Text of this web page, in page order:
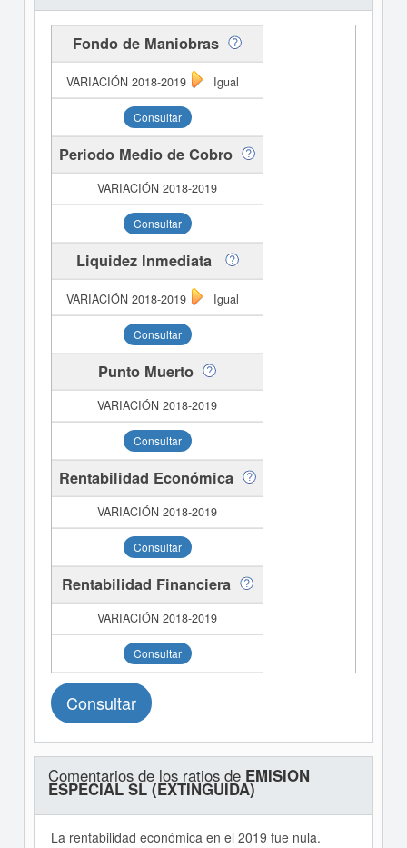
Fondo de Maniobras
Igual
Consultar
Periodo Medio de Cobro
Consultar
Liquidez Inmediata
Igual
Consultar
Punto Muerto
Consultar
Rentabilidad Económica
Consultar
Rentabilidad Financiera
Consultar
Consultar
Comentarios de los ratios de EMISION
ESPECIAL SL (EXTINGUIDA)
La rentabilidad económica en el 2019 fue nula.